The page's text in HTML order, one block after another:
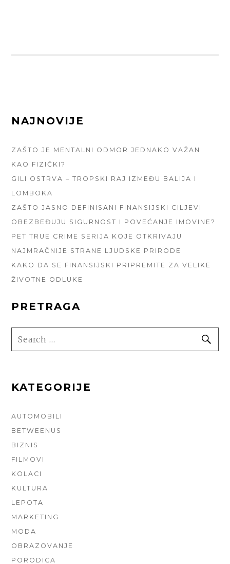
FOOTER
NAJNOVIJE
ZAŠTO JE MENTALNI ODMOR JEDNAKO VAŽAN
KAO FIZIČKI?
GILI OSTRVA – TROPSKI RAJ IZMEĐU BALIJA I
LOMBOKA
ZAŠTO JASNO DEFINISANI FINANSIJSKI CILJEVI
OBEZBEĐUJU SIGURNOST I POVEĆANJE IMOVINE?
PET TRUE CRIME SERIJA KOJE OTKRIVAJU
NAJMRAČNIJE STRANE LJUDSKE PRIRODE
KAKO DA SE FINANSIJSKI PRIPREMITE ZA VELIKE
ŽIVOTNE ODLUKE
PRETRAGA
SEARCH
FOR:
KATEGORIJE
AUTOMOBILI
BETWEENUS
BIZNIS
FILMOVI
KOLACI
KULTURA
LEPOTA
MARKETING
MODA
OBRAZOVANJE
PORODICA